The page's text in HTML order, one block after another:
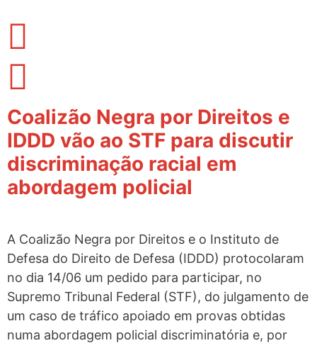
Coalizão Negra por Direitos e
IDDD vão ao STF para discutir
discriminação racial em
abordagem policial
A Coalizão Negra por Direitos e o Instituto de
Defesa do Direito de Defesa (IDDD) protocolaram
no dia 14/06 um pedido para participar, no
Supremo Tribunal Federal (STF), do julgamento de
um caso de tráfico apoiado em provas obtidas
numa abordagem policial discriminatória e, por